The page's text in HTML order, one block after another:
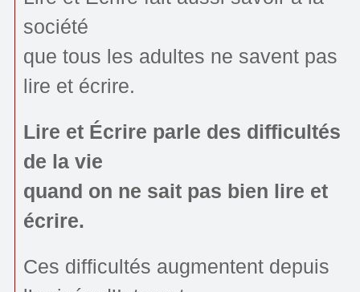
société
que tous les adultes ne savent pas
lire et écrire.
Lire et Écrire parle des difficultés
de la vie
quand on ne sait pas bien lire et
écrire.
Ces difficultés augmentent depuis